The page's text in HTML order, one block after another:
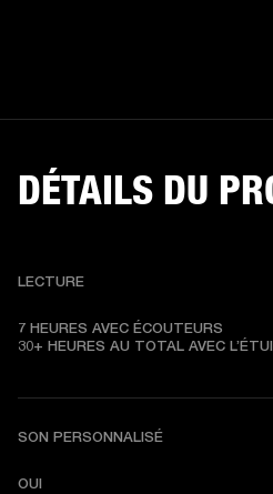
DÉTAILS DU
LECTURE
7 HEURES AVEC ÉCOUTEURS
30+ HEURES AU TOTAL AVEC L’ÉTUI
SON PERSONNALISÉ
OUI